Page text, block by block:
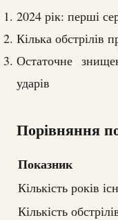
2024 рік: перші
Кілька обстрілів
Остаточне
ударів
Порівняння
Показник
Кількість років
Кількість